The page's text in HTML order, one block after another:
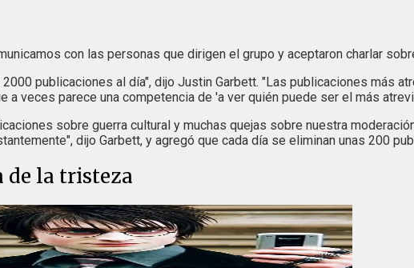
con las personas que dirigen el grupo y aceptaron charlar
publicaciones al día", dijo Justin Garbett. "Las publicaciones más
a veces parece una competencia de 'a ver quién puede ser el más
sobre guerra cultural y muchas quejas sobre nuestra
dijo Garbett, y agregó que cada día se eliminan unas 200
de la tristeza